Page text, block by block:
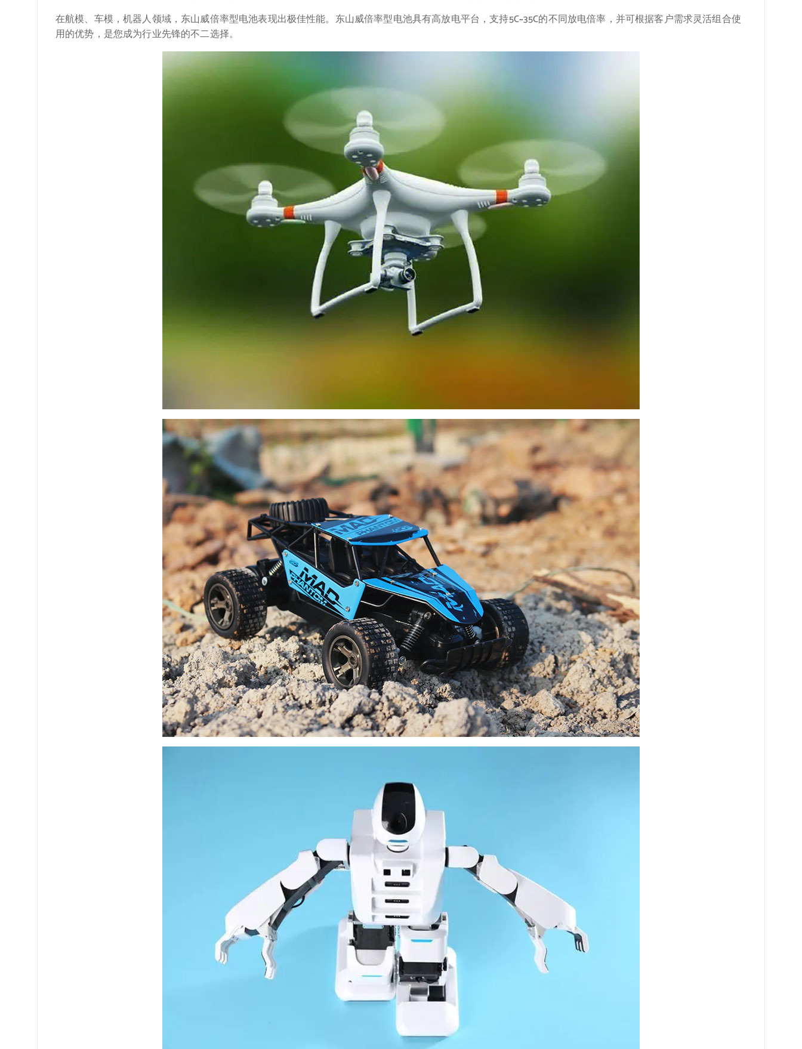
在航模、车模，机器人领域，东山威倍率型电池表现出极佳性能。东山威倍率型电池具有高放电平台，支持5C~35C的不同放电倍率，并可根据客户需求灵活组合使
用的优势，是您成为行业先锋的不二选择。